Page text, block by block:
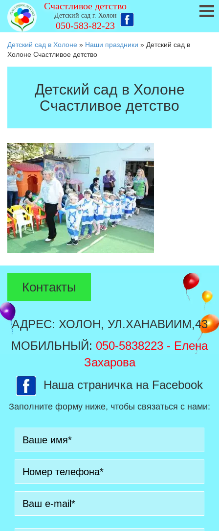
Счастливое детство
Детский сад г. Холон
050-583-82-23
Детский сад в Холоне » Наши праздники » Детский сад в
Холоне Счастливое детство
Детский сад в Холоне
Счастливое детство
Контакты
АДРЕС: ХОЛОН, УЛ.ХАНАВИИМ,43
МОБИЛЬНЫЙ: 050-5838223 - Елена
Захарова
Наша страничка на Facebook
Заполните форму ниже, чтобы связаться с нами: